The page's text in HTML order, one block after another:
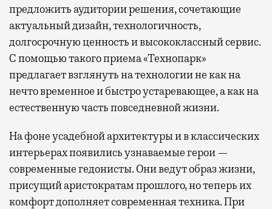
предложить аудитории решения, сочетающие
актуальный дизайн, технологичность,
долгосрочную ценность и высококлассный сервис.
С помощью такого приема «Технопарк»
предлагает взглянуть на технологии не как на
нечто временное и быстро устаревающее, а как на
естественную часть повседневной жизни.
На фоне усадебной архитектуры и в классических
интерьерах появились узнаваемые герои —
современные гедонисты. Они ведут образ жизни,
присущий аристократам прошлого, но теперь их
комфорт дополняет современная техника. При